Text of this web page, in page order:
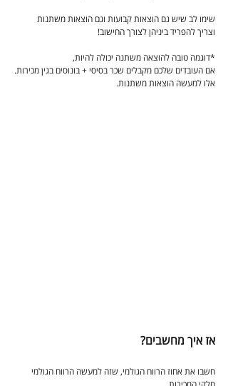
שימו לב שיש גם הוצאות קבועות וגם הוצאות משתנות
וצריך להפריד ביניהן לצורך החישוב!
*דוגמה טובה להוצאה משתנה יכולה להיות,
אם העובדים שלכם מקבלים שכר בסיסי + בונוסים בגין מכירות.
אלו למעשה הוצאות משתנות.
אז איך מחשבים?
חשבו את אחוז הרווח הגולמי, שזה למעשה הרווח הגולמי